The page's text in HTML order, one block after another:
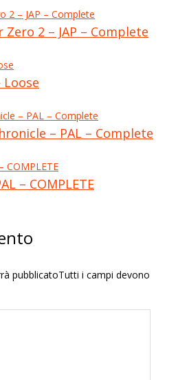
2 – JAP – Complete
Loose
– PAL – Complete
– COMPLETE
pubblicatoTutti i campi devono